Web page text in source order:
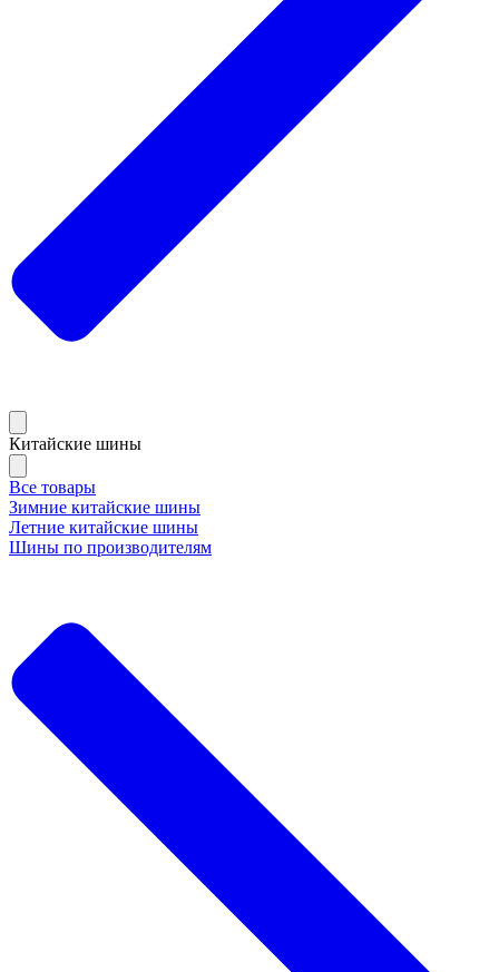
Китайские шины
Все товары
Зимние китайские шины
Летние китайские шины
Шины по производителям